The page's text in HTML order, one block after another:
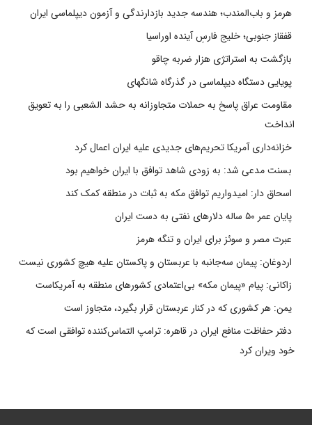
هرمز و باب‌المندب؛ هندسه جدید بازدارندگی و آزمون دیپلماسی ایران
قفقاز جنوبی؛ خلیج فارسِ آینده اوراسیا
بازگشت به استراتژی هزار ضربه چاقو
پویایی دستگاه دیپلماسی در گذرگاه شانگهای
مقاومت عراق پاسخ به حملات متجاوزانه به حشد الشعبی را به تعویق
انداخت
خزانه‌داری آمریکا تحریم‌های جدیدی علیه ایران اعمال کرد
بسنت مدعی شد: به زودی شاهد توافق با ایران خواهیم بود
اسحاق دار: امیدواریم توافق مکه به ثبات در منطقه کمک کند
پایان عمر ۵۰ ساله دلارهای نفتی به دست ایران
عبرت مصر و سوئز برای ایران و تنگه هرمز
اردوغان: پیمان سه‌جانبه با عربستان و پاکستان علیه هیچ کشوری نیست
زاکانی: پیام «پیمان مکه» بی‌اعتمادی کشورهای منطقه به آمریکاست
یمن: هر کشوری که در کنار عربستان قرار بگیرد، متجاوز است
دفتر حفاظت منافع ایران در قاهره: ترامپ التماس‌کننده توافقی است که
خود ویران کرد